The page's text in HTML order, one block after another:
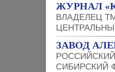
ЖУРНАЛ
ВЛАДЕЛЕЦ
ЗАВОД
СИБИРСКИЙ